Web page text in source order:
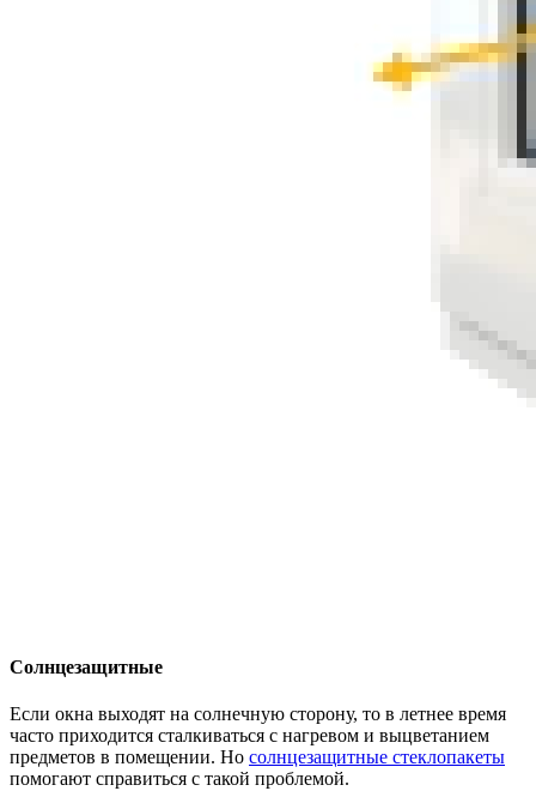
Солнцезащитные
Если окна выходят на солнечную сторону, то в летнее время
часто приходится сталкиваться с нагревом и выцветанием
предметов в помещении. Но солнцезащитные стеклопакеты
помогают справиться с такой проблемой.